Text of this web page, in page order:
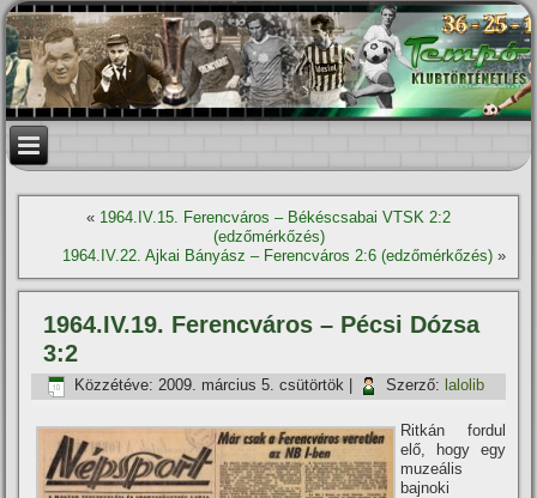
« 1964.IV.15. Ferencváros – Békéscsabai VTSK 2:2
(edzőmérkőzés)
1964.IV.22. Ajkai Bányász – Ferencváros 2:6 (edzőmérkőzés)»
1964.IV.19. Ferencváros – Pécsi Dózsa
3:2
Közzétéve: 2009. március 5. csütörtök Szerző: lalolib
Ritkán fordul
elő, hogy egy
muzeális
bajnoki